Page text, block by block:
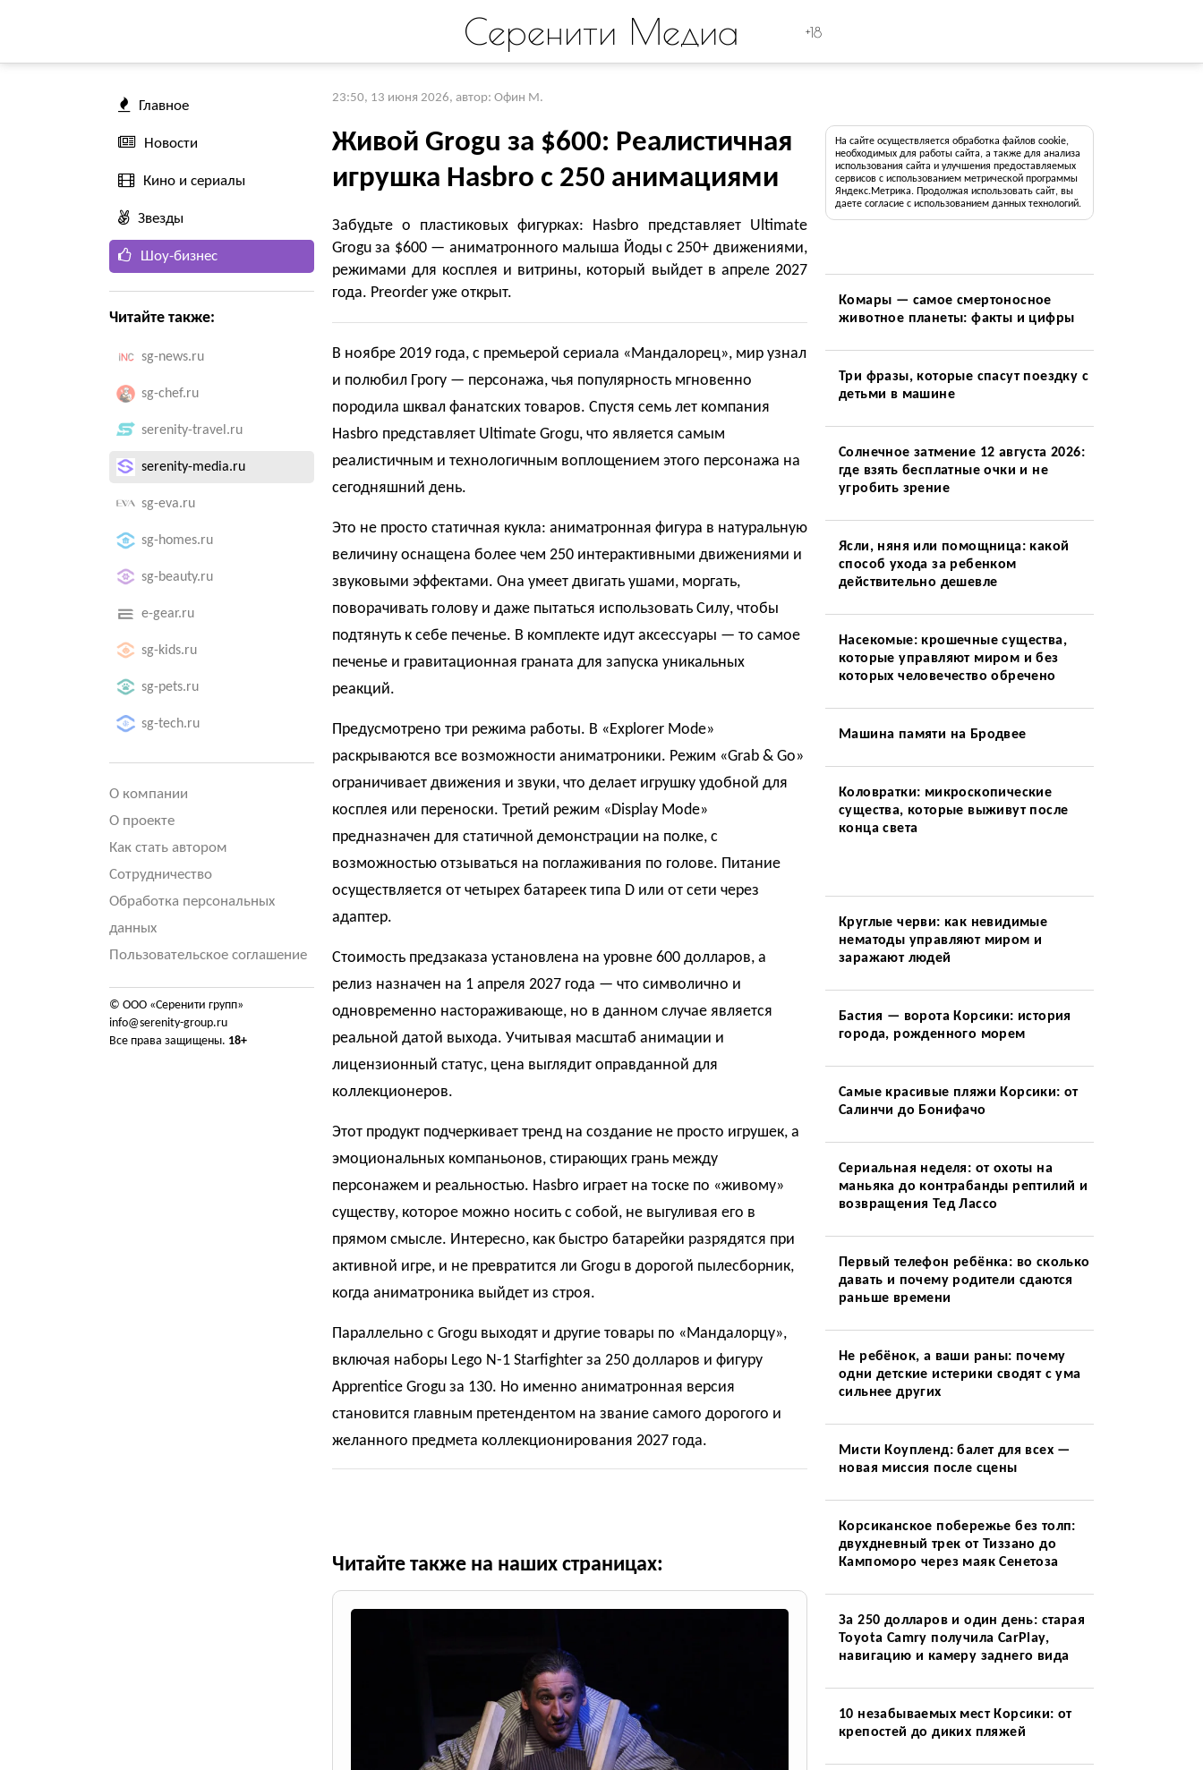
Серенити Медиа +18
Главное
Новости
Кино и сериалы
Звезды
Шоу-бизнес
Читайте также:
sg-news.ru
sg-chef.ru
serenity-travel.ru
serenity-media.ru
sg-eva.ru
sg-homes.ru
sg-beauty.ru
e-gear.ru
sg-kids.ru
sg-pets.ru
sg-tech.ru
О компании
О проекте
Как стать автором
Сотрудничество
Обработка персональных
данных
Пользовательское соглашение
© ООО «Серенити групп»
info@serenity-group.ru
Все права защищены. 18+
23:50, 13 июня 2026, автор: Офин М.
Живой Grogu за $600: Реалистичная
игрушка Hasbro с 250 анимациями
Забудьте о пластиковых фигурках: Hasbro представляет Ultimate
Grogu за $600 — аниматронного малыша Йоды с 250+ движениями,
режимами для косплея и витрины, который выйдет в апреле 2027
года. Preorder уже открыт.
В ноябре 2019 года, с премьерой сериала «Мандалорец», мир узнал
и полюбил Грогу — персонажа, чья популярность мгновенно
породила шквал фанатских товаров. Спустя семь лет компания
Hasbro представляет Ultimate Grogu, что является самым
реалистичным и технологичным воплощением этого персонажа на
сегодняшний день.
Это не просто статичная кукла: аниматронная фигура в натуральную
величину оснащена более чем 250 интерактивными движениями и
звуковыми эффектами. Она умеет двигать ушами, моргать,
поворачивать голову и даже пытаться использовать Силу, чтобы
подтянуть к себе печенье. В комплекте идут аксессуары — то самое
печенье и гравитационная граната для запуска уникальных
реакций.
Предусмотрено три режима работы. В «Explorer Mode»
раскрываются все возможности аниматроники. Режим «Grab & Go»
ограничивает движения и звуки, что делает игрушку удобной для
косплея или переноски. Третий режим «Display Mode»
предназначен для статичной демонстрации на полке, с
возможностью отзываться на поглаживания по голове. Питание
осуществляется от четырех батареек типа D или от сети через
адаптер.
Стоимость предзаказа установлена на уровне 600 долларов, а
релиз назначен на 1 апреля 2027 года — что символично и
одновременно настораживающе, но в данном случае является
реальной датой выхода. Учитывая масштаб анимации и
лицензионный статус, цена выглядит оправданной для
коллекционеров.
Этот продукт подчеркивает тренд на создание не просто игрушек, а
эмоциональных компаньонов, стирающих грань между
персонажем и реальностью. Hasbro играет на тоске по «живому»
существу, которое можно носить с собой, не выгуливая его в
прямом смысле. Интересно, как быстро батарейки разрядятся при
активной игре, и не превратится ли Grogu в дорогой пылесборник,
когда аниматроника выйдет из строя.
Параллельно с Grogu выходят и другие товары по «Мандалорцу»,
включая наборы Lego N-1 Starfighter за 250 долларов и фигуру
Apprentice Grogu за 130. Но именно аниматронная версия
становится главным претендентом на звание самого дорогого и
желанного предмета коллекционирования 2027 года.
Читайте также на наших страницах:
На сайте осуществляется обработка файлов cookie,
необходимых для работы сайта, а также для анализа
использования сайта и улучшения предоставляемых
сервисов с использованием метрической программы
Яндекс.Метрика. Продолжая использовать сайт, вы
даете согласие с использованием данных технологий.
Комары — самое смертоносное
животное планеты: факты и цифры
Три фразы, которые спасут поездку с
детьми в машине
Солнечное затмение 12 августа 2026:
где взять бесплатные очки и не
угробить зрение
Ясли, няня или помощница: какой
способ ухода за ребенком
действительно дешевле
Насекомые: крошечные существа,
которые управляют миром и без
которых человечество обречено
Машина памяти на Бродвее
Коловратки: микроскопические
существа, которые выживут после
конца света
Круглые черви: как невидимые
нематоды управляют миром и
заражают людей
Бастия — ворота Корсики: история
города, рожденного морем
Самые красивые пляжи Корсики: от
Салинчи до Бонифачо
Сериальная неделя: от охоты на
маньяка до контрабанды рептилий и
возвращения Тед Лассо
Первый телефон ребёнка: во сколько
давать и почему родители сдаются
раньше времени
Не ребёнок, а ваши раны: почему
одни детские истерики сводят с ума
сильнее других
Мисти Коупленд: балет для всех —
новая миссия после сцены
Корсиканское побережье без толп:
двухдневный трек от Тиззано до
Кампоморо через маяк Сенетоза
За 250 долларов и один день: старая
Toyota Camry получила CarPlay,
навигацию и камеру заднего вида
10 незабываемых мест Корсики: от
крепостей до диких пляжей